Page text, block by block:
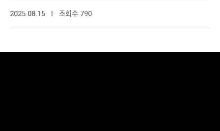
2025.08.15 I 조회수 790